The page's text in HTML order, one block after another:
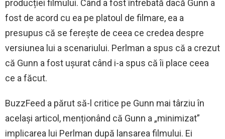
producției filmului. Când a fost întrebată dacă Gunn a
fost de acord cu ea pe platoul de filmare, ea a
presupus că se ferește de ceea ce credea despre
versiunea lui a scenariului. Perlman a spus că a crezut
că Gunn a fost uşurat când i-a spus că îi place ceea
ce a făcut.
BuzzFeed a părut să-l critice pe Gunn mai târziu în
același articol, menționând că Gunn a „minimizat”
implicarea lui Perlman după lansarea filmului. Ei